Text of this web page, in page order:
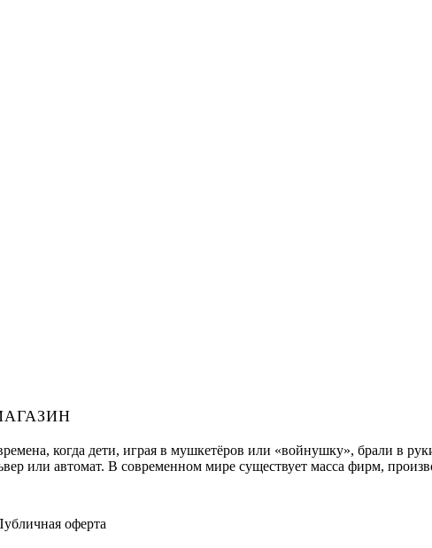
когда дети, играя в мушкетёров или «войнушку», брали в
или автомат. В современном мире существует масса фирм,
оферта